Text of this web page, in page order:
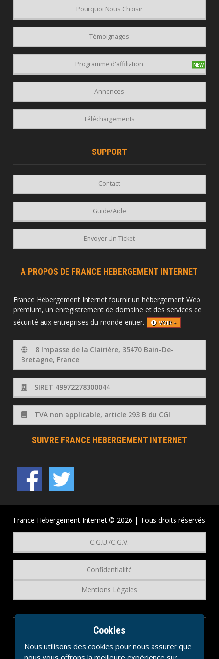
Pourquoi Nous Choisir
Témoignages
Programme d'affiliation
Annonces
Téléchargements
SUPPORT
Contact
Envoyer Un Ticket
Guide/Aide
A PROPOS DE FRANCE HEBERGEMENT INTERNET
France Hebergement Internet fournir un hébergement Web
premium, un enregistrement de domaine et des services de
sécurité aux entreprises du monde entier.
VOIR +
8 Impasse de la Clairière, 35470 Bain-De-
Bretagne, France
SIRET 49972278300044
TVA non applicable, article 293 B du CGI
SUIVRE FRANCE HEBERGEMENT INTERNET
France Hebergement Internet © 2026 | Tous droits réservés
C.G.U./C.G.V.
Mentions Légales
Confidentialité
Cookies
Nous utilisons des cookies pour nous assurer que
nous vous offrons la meilleure expérience sur